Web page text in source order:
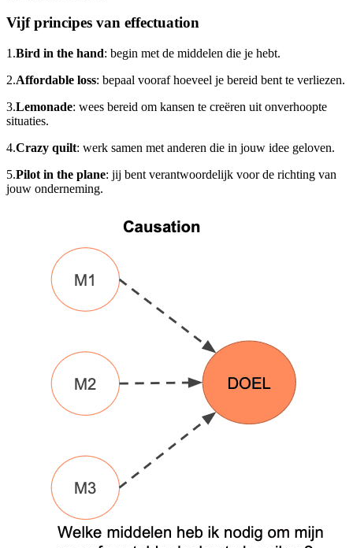
Vijf principes van effectuation
1.Bird in the hand: begin met de middelen die je hebt.
2.Affordable loss: bepaal vooraf hoeveel je bereid bent te verliezen.
3.Lemonade: wees bereid om kansen te creëren uit onverhoopte
situaties.
4.Crazy quilt: werk samen met anderen die in jouw idee geloven.
5.Pilot in the plane: jij bent verantwoordelijk voor de richting van
jouw onderneming.